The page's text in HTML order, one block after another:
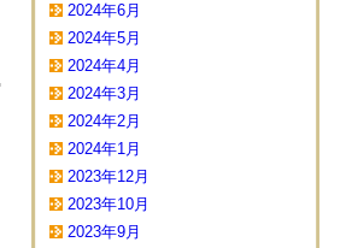
2024年6月
2024年5月
2024年4月
2024年3月
2024年2月
2024年1月
2023年12月
2023年10月
2023年9月